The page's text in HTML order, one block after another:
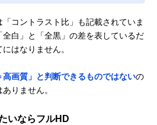
コントラスト比」も記載されていま
白」と「全黒」の差を表しているだ
はなりません。
高画質」と判断できるものではないの
りません。
いならフルHD